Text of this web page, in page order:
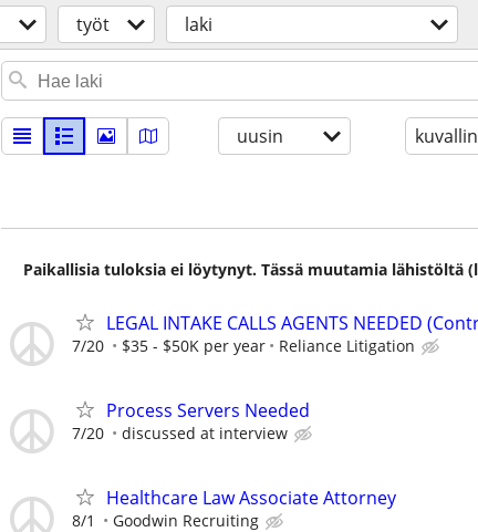
työt laki
uusin
Paikallisia tuloksia ei löytynyt. Tässä muutamia lähistöltä
LEGAL INTAKE CALLS AGENTS NEEDED
7/20 $35 - $50K per year Reliance Litigation
Process Servers Needed
7/20 discussed at interview
Healthcare Law Associate Attorney
8/1 Goodwin Recruiting